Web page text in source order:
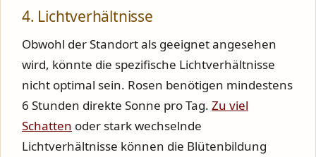
4. Lichtverhältnisse
Obwohl der Standort als geeignet angesehen
wird, könnte die spezifische Lichtverhältnisse
nicht optimal sein. Rosen benötigen mindestens
6 Stunden direkte Sonne pro Tag. Zu viel
Schatten oder stark wechselnde
Lichtverhältnisse können die Blütenbildung